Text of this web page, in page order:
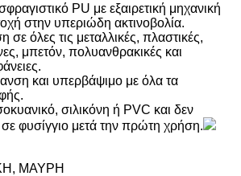
PU με εξαιρετική μηχανική
στην υπεριώδη ακτινοβολία.
όλες τις μεταλλικές, πλαστικές,
μπετόν, πολυανθρακικές και
και υπερβάψιμο με όλα τα
σιλικόνη ή PVC και δεν
σε φυσίγγιο μετά την πρώτη χρήση.
ΜΑΥΡΗ